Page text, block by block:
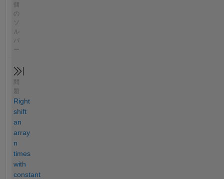
個
の
ソ
ル
バ
ー
題
Right
shift
an
array
n
times
with
constant